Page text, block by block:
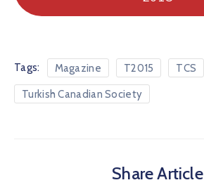
Tags: Magazine T2015 TCS
Turkish Canadian Society
Share Article